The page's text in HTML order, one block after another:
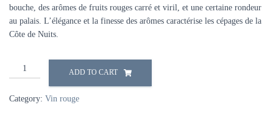
bouche, des arômes de fruits rouges carré et viril, et une certaine rondeur
au palais. L’élégance et la finesse des arômes caractérise les cépages de la
Côte de Nuits.
Côte
de
Villages
ADD TO CART
Category: Vin rouge